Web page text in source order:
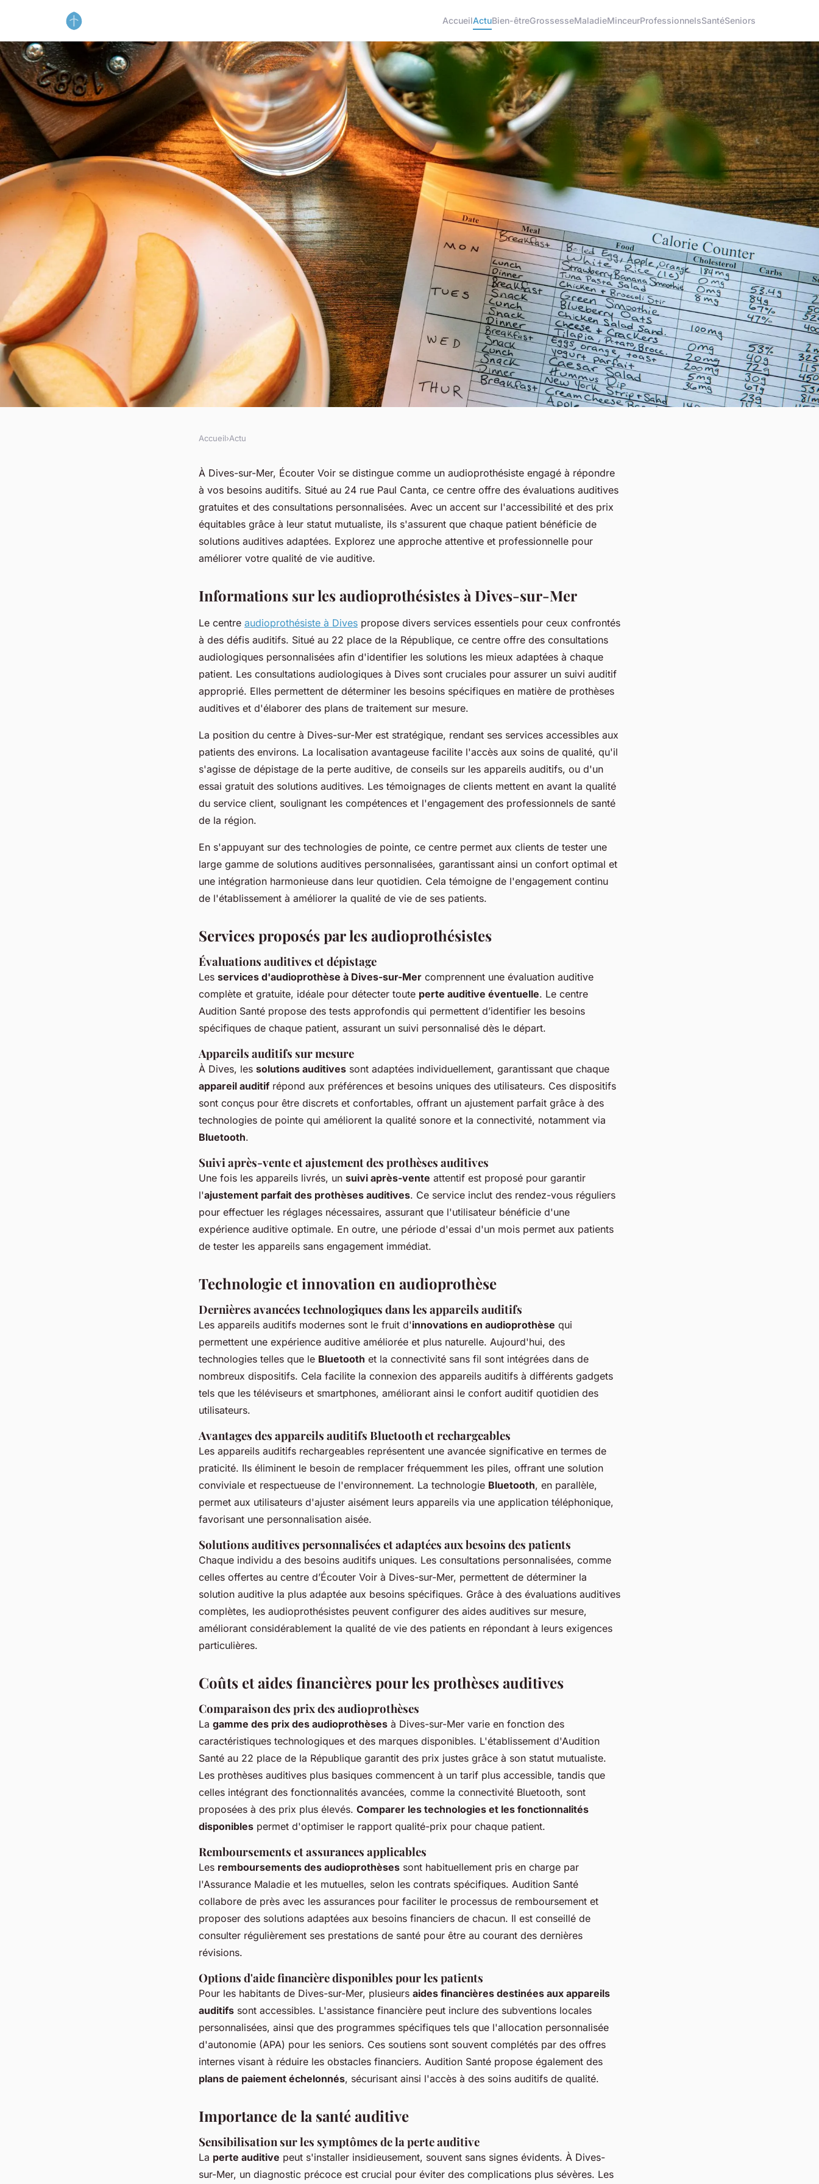
AccueilActuBien-êtreGrossesseMaladieMinceurProfessionnelsSantéSeniors
Découvrez l'audioprothésiste à dives-
sur-mer pour vos besoins auditifs
Accueil›Actu
À Dives-sur-Mer, Écouter Voir se distingue comme un audioprothésiste engagé à répondre
à vos besoins auditifs. Situé au 24 rue Paul Canta, ce centre offre des évaluations auditives
gratuites et des consultations personnalisées. Avec un accent sur l'accessibilité et des prix
équitables grâce à leur statut mutualiste, ils s'assurent que chaque patient bénéficie de
solutions auditives adaptées. Explorez une approche attentive et professionnelle pour
améliorer votre qualité de vie auditive.
Informations sur les audioprothésistes à Dives-sur-Mer
Le centre audioprothésiste à Dives propose divers services essentiels pour ceux confrontés
à des défis auditifs. Situé au 22 place de la République, ce centre offre des consultations
audiologiques personnalisées afin d'identifier les solutions les mieux adaptées à chaque
patient. Les consultations audiologiques à Dives sont cruciales pour assurer un suivi auditif
approprié. Elles permettent de déterminer les besoins spécifiques en matière de prothèses
auditives et d'élaborer des plans de traitement sur mesure.
La position du centre à Dives-sur-Mer est stratégique, rendant ses services accessibles aux
patients des environs. La localisation avantageuse facilite l'accès aux soins de qualité, qu'il
s'agisse de dépistage de la perte auditive, de conseils sur les appareils auditifs, ou d'un
essai gratuit des solutions auditives. Les témoignages de clients mettent en avant la qualité
du service client, soulignant les compétences et l'engagement des professionnels de santé
de la région.
En s'appuyant sur des technologies de pointe, ce centre permet aux clients de tester une
large gamme de solutions auditives personnalisées, garantissant ainsi un confort optimal et
une intégration harmonieuse dans leur quotidien. Cela témoigne de l'engagement continu
de l'établissement à améliorer la qualité de vie de ses patients.
Services proposés par les audioprothésistes
Évaluations auditives et dépistage
Les services d'audioprothèse à Dives-sur-Mer comprennent une évaluation auditive
complète et gratuite, idéale pour détecter toute perte auditive éventuelle. Le centre
Audition Santé propose des tests approfondis qui permettent d’identifier les besoins
spécifiques de chaque patient, assurant un suivi personnalisé dès le départ.
Appareils auditifs sur mesure
À Dives, les solutions auditives sont adaptées individuellement, garantissant que chaque
appareil auditif répond aux préférences et besoins uniques des utilisateurs. Ces dispositifs
sont conçus pour être discrets et confortables, offrant un ajustement parfait grâce à des
technologies de pointe qui améliorent la qualité sonore et la connectivité, notamment via
Bluetooth.
Suivi après-vente et ajustement des prothèses auditives
Une fois les appareils livrés, un suivi après-vente attentif est proposé pour garantir
l'ajustement parfait des prothèses auditives. Ce service inclut des rendez-vous réguliers
pour effectuer les réglages nécessaires, assurant que l'utilisateur bénéficie d'une
expérience auditive optimale. En outre, une période d'essai d'un mois permet aux patients
de tester les appareils sans engagement immédiat.
Technologie et innovation en audioprothèse
Dernières avancées technologiques dans les appareils auditifs
Les appareils auditifs modernes sont le fruit d'innovations en audioprothèse qui
permettent une expérience auditive améliorée et plus naturelle. Aujourd'hui, des
technologies telles que le Bluetooth et la connectivité sans fil sont intégrées dans de
nombreux dispositifs. Cela facilite la connexion des appareils auditifs à différents gadgets
tels que les téléviseurs et smartphones, améliorant ainsi le confort auditif quotidien des
utilisateurs.
Avantages des appareils auditifs Bluetooth et rechargeables
Les appareils auditifs rechargeables représentent une avancée significative en termes de
praticité. Ils éliminent le besoin de remplacer fréquemment les piles, offrant une solution
conviviale et respectueuse de l'environnement. La technologie Bluetooth, en parallèle,
permet aux utilisateurs d'ajuster aisément leurs appareils via une application téléphonique,
favorisant une personnalisation aisée.
Solutions auditives personnalisées et adaptées aux besoins des patients
Chaque individu a des besoins auditifs uniques. Les consultations personnalisées, comme
celles offertes au centre d’Écouter Voir à Dives-sur-Mer, permettent de déterminer la
solution auditive la plus adaptée aux besoins spécifiques. Grâce à des évaluations auditives
complètes, les audioprothésistes peuvent configurer des aides auditives sur mesure,
améliorant considérablement la qualité de vie des patients en répondant à leurs exigences
particulières.
Coûts et aides financières pour les prothèses auditives
Comparaison des prix des audioprothèses
La gamme des prix des audioprothèses à Dives-sur-Mer varie en fonction des
caractéristiques technologiques et des marques disponibles. L'établissement d'Audition
Santé au 22 place de la République garantit des prix justes grâce à son statut mutualiste.
Les prothèses auditives plus basiques commencent à un tarif plus accessible, tandis que
celles intégrant des fonctionnalités avancées, comme la connectivité Bluetooth, sont
proposées à des prix plus élevés. Comparer les technologies et les fonctionnalités
disponibles permet d'optimiser le rapport qualité-prix pour chaque patient.
Remboursements et assurances applicables
Les remboursements des audioprothèses sont habituellement pris en charge par
l'Assurance Maladie et les mutuelles, selon les contrats spécifiques. Audition Santé
collabore de près avec les assurances pour faciliter le processus de remboursement et
proposer des solutions adaptées aux besoins financiers de chacun. Il est conseillé de
consulter régulièrement ses prestations de santé pour être au courant des dernières
révisions.
Options d'aide financière disponibles pour les patients
Pour les habitants de Dives-sur-Mer, plusieurs aides financières destinées aux appareils
auditifs sont accessibles. L'assistance financière peut inclure des subventions locales
personnalisées, ainsi que des programmes spécifiques tels que l'allocation personnalisée
d'autonomie (APA) pour les seniors. Ces soutiens sont souvent complétés par des offres
internes visant à réduire les obstacles financiers. Audition Santé propose également des
plans de paiement échelonnés, sécurisant ainsi l'accès à des soins auditifs de qualité.
Importance de la santé auditive
Sensibilisation sur les symptômes de la perte auditive
La perte auditive peut s'installer insidieusement, souvent sans signes évidents. À Dives-
sur-Mer, un diagnostic précoce est crucial pour éviter des complications plus sévères. Les